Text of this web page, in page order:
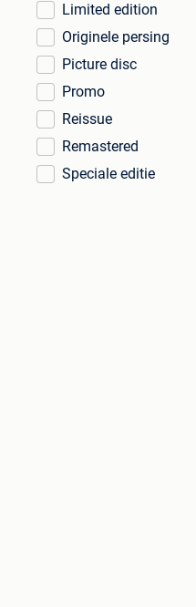
Limited edition
Originele persing
Picture disc
Promo
Reissue
Remastered
Speciale editie